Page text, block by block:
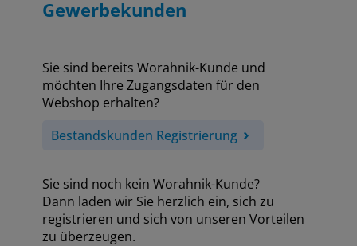
Gewerbekunden
Sie sind bereits Worahnik-Kunde und
möchten Ihre Zugangsdaten für den
Webshop erhalten?
Bestandskunden Registrierung
Sie sind noch kein Worahnik-Kunde?
Dann laden wir Sie herzlich ein, sich zu
registrieren und sich von unseren Vorteilen
zu überzeugen.